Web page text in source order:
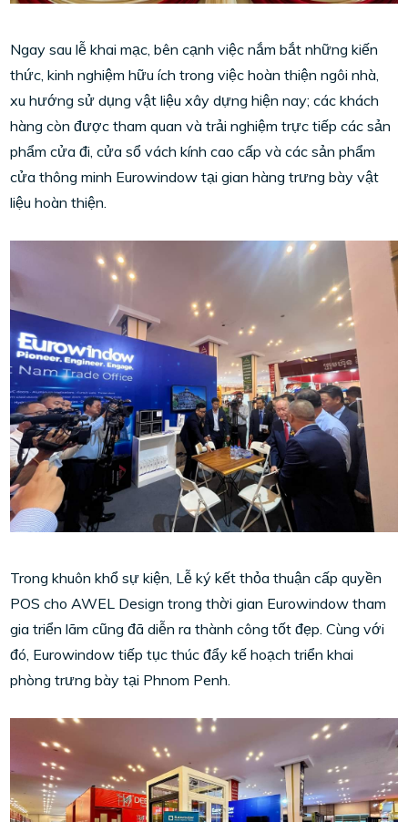
Ngay sau lễ khai mạc, bên cạnh việc nắm bắt những kiến
thức, kinh nghiệm hữu ích trong việc hoàn thiện ngôi nhà,
xu hướng sử dụng vật liệu xây dựng hiện nay; các khách
hàng còn được tham quan và trải nghiệm trực tiếp các sản
phẩm cửa đi, cửa sổ vách kính cao cấp và các sản phẩm
cửa thông minh Eurowindow tại gian hàng trưng bày vật
liệu hoàn thiện.
Trong khuôn khổ sự kiện, Lễ ký kết thỏa thuận cấp quyền
POS cho AWEL Design trong thời gian Eurowindow tham
gia triển lãm cũng đã diễn ra thành công tốt đẹp. Cùng với
đó, Eurowindow tiếp tục thúc đẩy kế hoạch triển khai
phòng trưng bày tại Phnom Penh.